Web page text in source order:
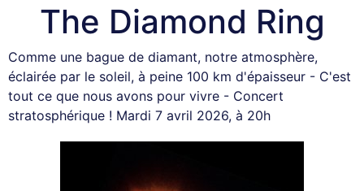
The Diamond Ring
Comme une bague de diamant, notre atmosphère,
éclairée par le soleil, à peine 100 km d'épaisseur - C'est
tout ce que nous avons pour vivre - Concert
stratosphérique ! Mardi 7 avril 2026, à 20h